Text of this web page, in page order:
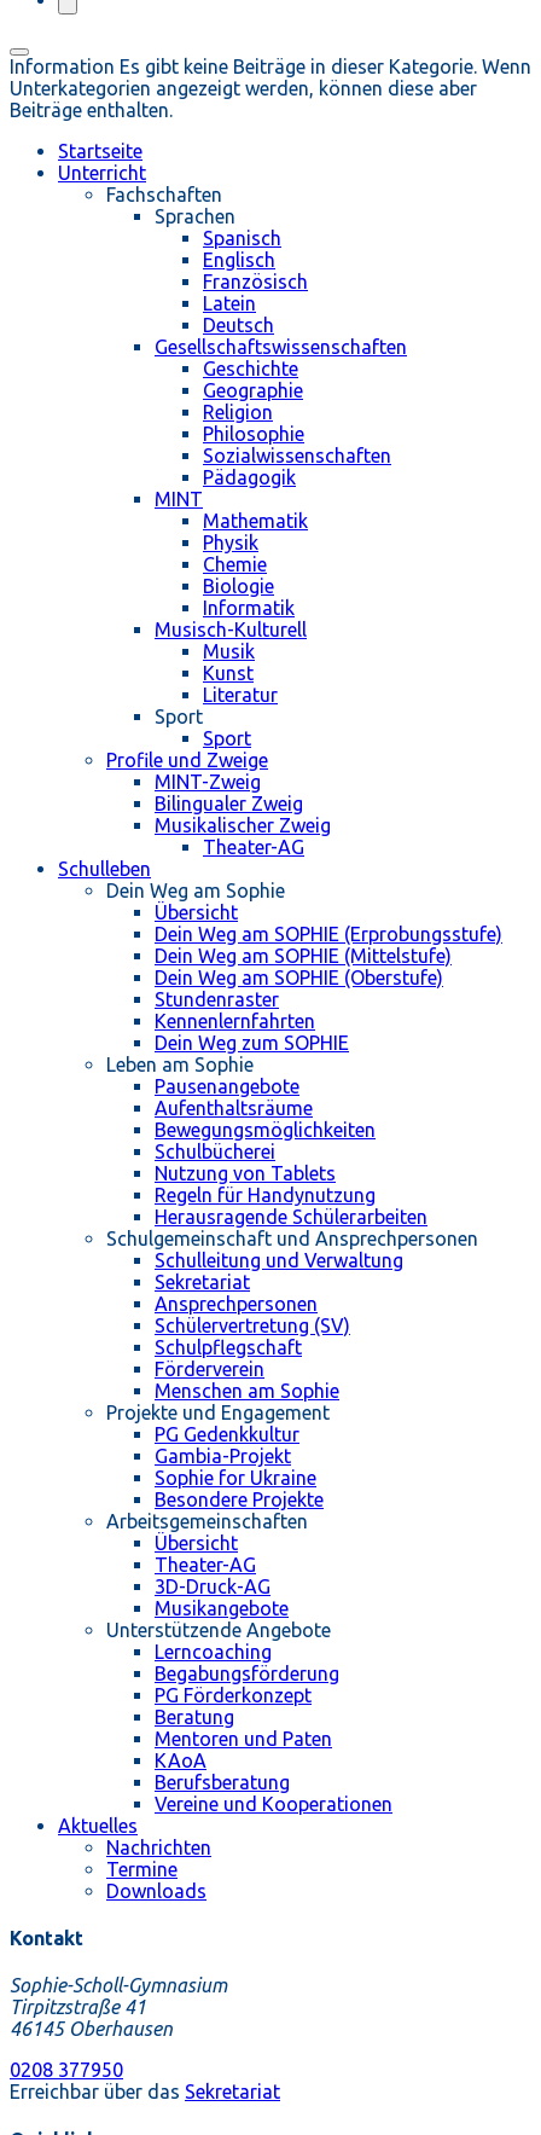
Information Es gibt keine Beiträge in dieser Kategorie. Wenn
Unterkategorien angezeigt werden, können diese aber
Beiträge enthalten.
Startseite
Unterricht
Fachschaften
Sprachen
Spanisch
Englisch
Französisch
Latein
Deutsch
Gesellschaftswissenschaften
Geschichte
Geographie
Religion
Philosophie
Sozialwissenschaften
Pädagogik
MINT
Mathematik
Physik
Chemie
Biologie
Informatik
Musisch-Kulturell
Musik
Kunst
Literatur
Sport
Sport
Profile und Zweige
MINT-Zweig
Bilingualer Zweig
Musikalischer Zweig
Theater-AG
Schulleben
Dein Weg am Sophie
Übersicht
Dein Weg am SOPHIE (Erprobungsstufe)
Dein Weg am SOPHIE (Mittelstufe)
Dein Weg am SOPHIE (Oberstufe)
Stundenraster
Kennenlernfahrten
Dein Weg zum SOPHIE
Leben am Sophie
Pausenangebote
Aufenthaltsräume
Bewegungsmöglichkeiten
Schulbücherei
Nutzung von Tablets
Regeln für Handynutzung
Herausragende Schülerarbeiten
Schulgemeinschaft und Ansprechpersonen
Schulleitung und Verwaltung
Sekretariat
Ansprechpersonen
Schülervertretung (SV)
Schulpflegschaft
Förderverein
Menschen am Sophie
Projekte und Engagement
PG Gedenkkultur
Gambia-Projekt
Sophie for Ukraine
Besondere Projekte
Arbeitsgemeinschaften
Übersicht
Theater-AG
3D-Druck-AG
Musikangebote
Unterstützende Angebote
Lerncoaching
Begabungsförderung
PG Förderkonzept
Beratung
Mentoren und Paten
KAoA
Berufsberatung
Vereine und Kooperationen
Aktuelles
Nachrichten
Termine
Downloads
Kontakt
Sophie-Scholl-Gymnasium
Tirpitzstraße 41
46145 Oberhausen
0208 377950
Erreichbar über das Sekretariat